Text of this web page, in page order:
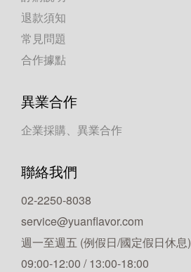
退款須知
常見問題
合作據點
異業合作
企業採購、異業合作
聯絡我們
02-2250-8038
service@yuanflavor.com
週一至週五 (例假日/國定假日休息)
09:00-12:00 / 13:00-18:00